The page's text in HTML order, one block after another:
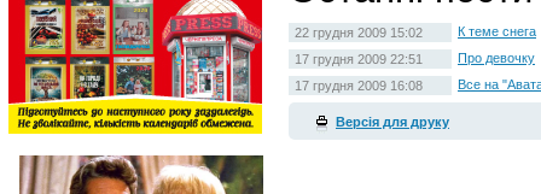
22 грудня 2009 15:02
К теме снега
17 грудня 2009 22:51
Про девочку
17 грудня 2009 16:08
Все на
Версія для друку